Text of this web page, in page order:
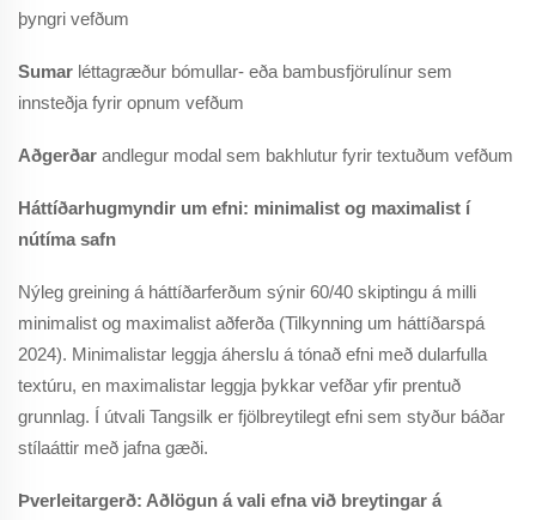
þyngri vefðum
Sumar léttagræður bómullar- eða bambusfjörulínur sem
innsteðja fyrir opnum vefðum
Aðgerðar andlegur modal sem bakhlutur fyrir textuðum vefðum
Háttíðarhugmyndir um efni: minimalist og maximalist í
nútíma safn
Nýleg greining á háttíðarferðum sýnir 60/40 skiptingu á milli
minimalist og maximalist aðferða (Tilkynning um háttíðarspá
2024). Minimalistar leggja áherslu á tónað efni með dularfulla
textúru, en maximalistar leggja þykkar vefðar yfir prentuð
grunnlag. Í útvali Tangsilk er fjölbreytilegt efni sem styður báðar
stílaáttir með jafna gæði.
Þverleitargerð: Aðlögun á vali efna við breytingar á